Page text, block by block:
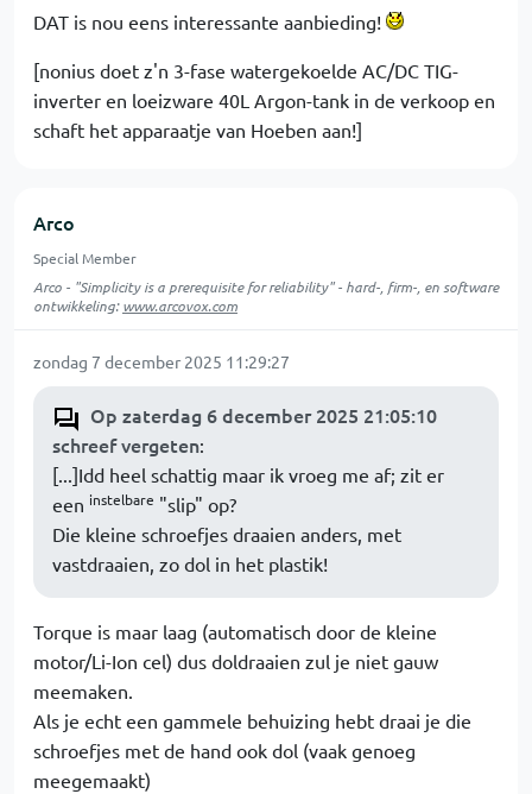
DAT is nou eens interessante aanbieding!
[nonius doet z'n 3-fase watergekoelde AC/DC TIG-
inverter en loeizware 40L Argon-tank in de verkoop en
schaft het apparaatje van Hoeben aan!]
Arco
Special Member
Arco - "Simplicity is a prerequisite for reliability" - hard-, firm-, en software
ontwikkeling:www.arcovox.com
zondag 7 december 2025 11:29:27
Op zaterdag 6 december 2025 21:05:10
schreef vergeten:
[...]Idd heel schattig maar ik vroeg me af; zit er
een instelbare "slip" op?
Die kleine schroefjes draaien anders, met
vastdraaien, zo dol in het plastik!
Torque is maar laag (automatisch door de kleine
motor/Li-Ion cel) dus doldraaien zul je niet gauw
meemaken.
Als je echt een gammele behuizing hebt draai je die
schroefjes met de hand ook dol (vaak genoeg
meegemaakt)